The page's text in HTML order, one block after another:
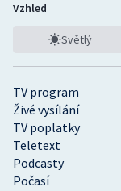
TV program
Živé vysílání
TV poplatky
Teletext
Podcasty
Počasí
Vzhled
Světlý